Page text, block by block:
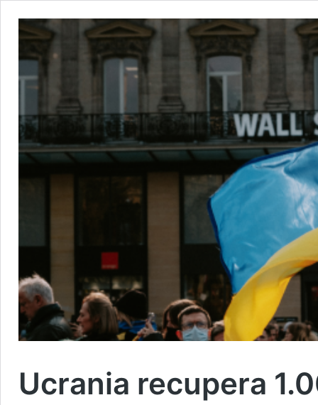
Ucrania recupera